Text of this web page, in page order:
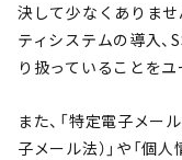
決して少なくありま
ティシステムの導入、
り扱っていることを
また、「特定電子メー
子メール法）」や「個